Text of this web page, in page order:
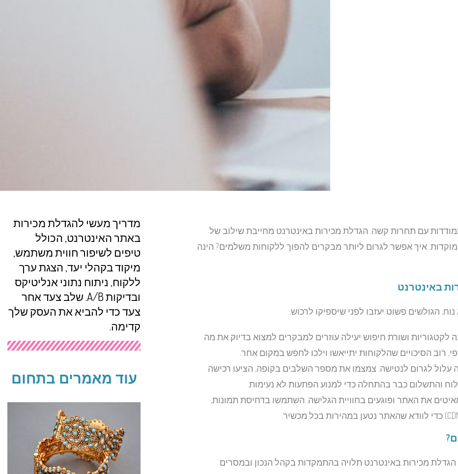
עם תחרות קשה. הגדלת מכירות באינטרנט מחייבת שילוב של
איך אפשר לגרום ליותר מבקרים להפוך ללקוחות משלמים? הינה
באינטרנט
הגולשים פשוט יעזבו לפני שיספיקו לרכוש.
לקטגוריות ושורת חיפוש יעילה עוזרים למבקרים למצוא בדיוק את מה
רוב הסיכויים שהלקוחות יתייאשו וילכו לחפש במקום אחר.
עלול לגרום לנטישה. צמצמו את מספר השלבים בקופה, הציעו רכישה
והתשלום כבר בהתחלה כדי למנוע הפתעות לא נעימות.
את האתר ופוגעים בחוויית הגלישה. השתמשו בדחיסת תמונות,
הגדלת מכירות באינטרנט תלויה בהתמקדות בקהל הנכון ובמסרים
מדריך מעשי להגדלת מכירות
באתר האינטרנט, הכולל
טיפים לשיפור חווית משתמש,
מיקוד בקהלי יעד, הצגת ערך
ללקוח, ניתוח נתוני אנליטיקס
ובדיקות A/B. שלב צעד אחר
צעד כדי להביא את העסק שלך
קדימה.
עוד מאמרים בתחום